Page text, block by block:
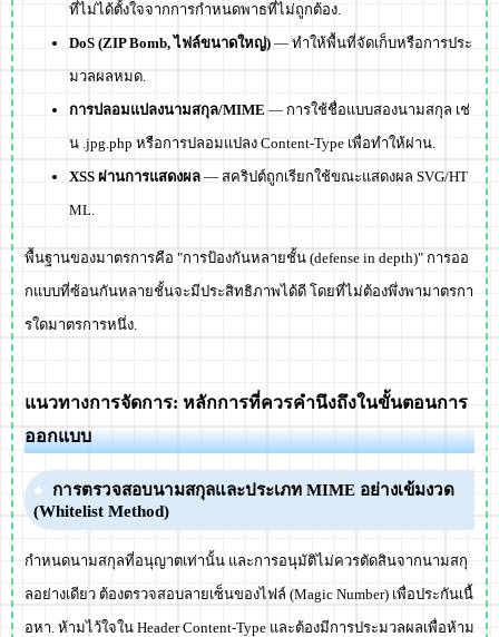
ที่ไม่ได้ตั้งใจจากการกำหนดพาธที่ไม่ถูกต้อง.
DoS (ZIP Bomb, ไฟล์ขนาดใหญ่) — ทำให้พื้นที่จัดเก็บหรือการประ
มวลผลหมด.
การปลอมแปลงนามสกุล/MIME — การใช้ชื่อแบบสองนามสกุล เช่
น .jpg.php หรือการปลอมแปลง Content-Type เพื่อทำให้ผ่าน.
XSS ผ่านการแสดงผล — สคริปต์ถูกเรียกใช้ขณะแสดงผล SVG/HT
ML.
พื้นฐานของมาตรการคือ "การป้องกันหลายชั้น (defense in depth)" การออ
กแบบที่ซ้อนกันหลายชั้นจะมีประสิทธิภาพได้ดี โดยที่ไม่ต้องพึ่งพามาตรกา
รใดมาตรการหนึ่ง.
แนวทางการจัดการ: หลักการที่ควรคำนึงถึงในขั้นตอนการ
ออกแบบ
การตรวจสอบนามสกุลและประเภท MIME อย่างเข้มงวด
(Whitelist Method)
กำหนดนามสกุลที่อนุญาตเท่านั้น และการอนุมัติไม่ควรตัดสินจากนามสกุ
ลอย่างเดียว ต้องตรวจสอบลายเซ็นของไฟล์ (Magic Number) เพื่อประกันเนื้
อหา. ห้ามไว้ใจใน Header Content-Type และต้องมีการประมวลผลเพื่อห้าม